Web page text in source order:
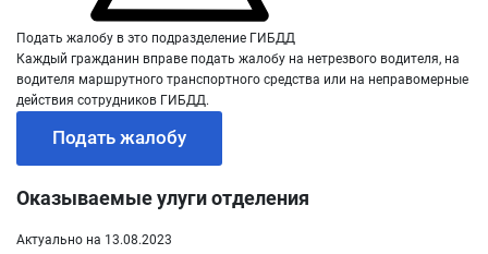
Подать жалобу в это подразделение ГИБДД
Каждый гражданин вправе подать жалобу на нетрезвого водителя, на
водителя маршрутного транспортного средства или на неправомерные
действия сотрудников ГИБДД.
Подать жалобу
Оказываемые улуги отделения
Актуально на 13.08.2023